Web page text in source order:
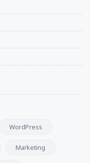
WordPress
Marketing